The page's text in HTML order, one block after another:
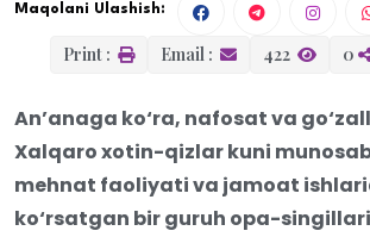
Maqolani Ulashish:
Print : Email : 422 0
An’anaga ko‘ra, nafosat va
Xalqaro xotin-qizlar kuni
mehnat faoliyati va jamoat
ko‘rsatgan bir guruh opa-